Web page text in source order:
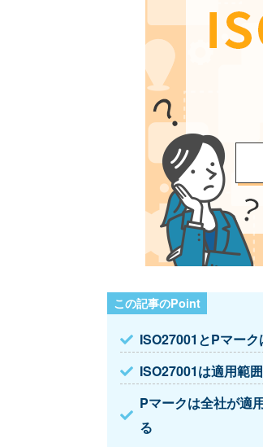
ISO27001とPマー
ISO27001は適用範
Pマークは全社が適
る